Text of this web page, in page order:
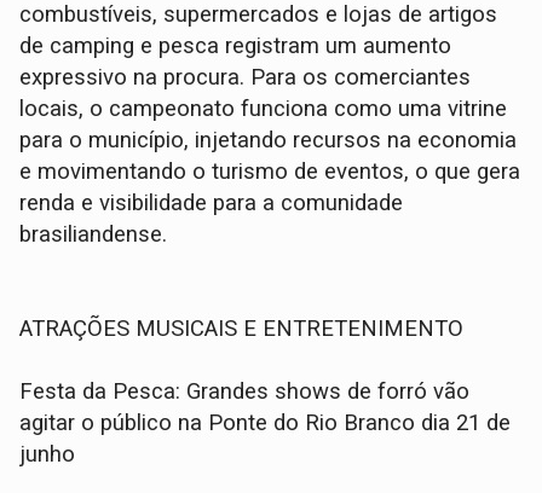
combustíveis, supermercados e lojas de artigos
de camping e pesca registram um aumento
expressivo na procura. Para os comerciantes
locais, o campeonato funciona como uma vitrine
para o município, injetando recursos na economia
e movimentando o turismo de eventos, o que gera
renda e visibilidade para a comunidade
brasiliandense.
ATRAÇÕES MUSICAIS E ENTRETENIMENTO
Festa da Pesca: Grandes shows de forró vão
agitar o público na Ponte do Rio Branco dia 21 de
junho